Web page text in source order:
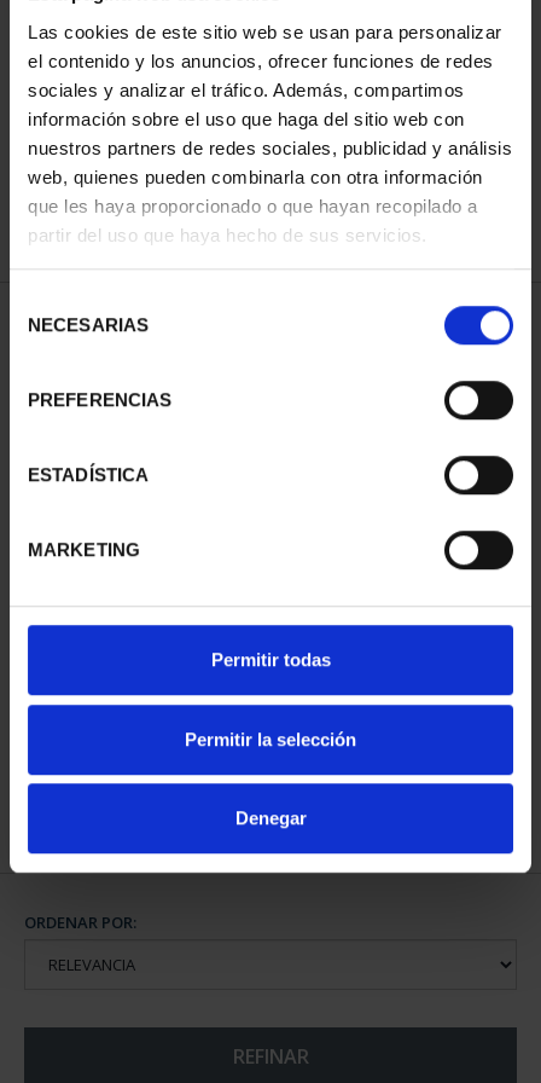
Las cookies de este sitio web se usan para personalizar
el contenido y los anuncios, ofrecer funciones de redes
sociales y analizar el tráfico. Además, compartimos
información sobre el uso que haga del sitio web con
nuestros partners de redes sociales, publicidad y análisis
web, quienes pueden combinarla con otra información
que les haya proporcionado o que hayan recopilado a
partir del uso que haya hecho de sus servicios.
NECESARIAS
PREFERENCIAS
ESTADÍSTICA
MARKETING
Permitir todas
Permitir la selección
Denegar
ORDENAR POR:
REFINAR
1 Productos encontrados
NACIONAL II - PALACIO
REAL DE...
ORDENAR POR:
REFINAR